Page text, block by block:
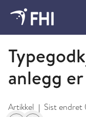
Drikkevann
anlegg
Artikkel | Sist endret